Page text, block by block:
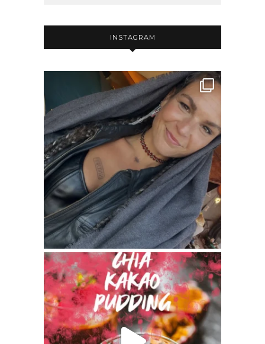
INSTAGRAM